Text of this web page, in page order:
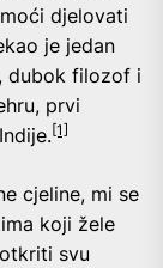
djelovati
je jedan
dubok filozof i
prvi
[1]
cjeline, mi se
koji žele
svu